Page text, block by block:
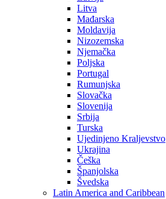
Litva
Mađarska
Moldavija
Nizozemska
Njemačka
Poljska
Portugal
Rumunjska
Slovačka
Slovenija
Srbija
Turska
Ujedinjeno Kraljevstvo
Ukrajina
Češka
Španjolska
Švedska
Latin America and Caribbean